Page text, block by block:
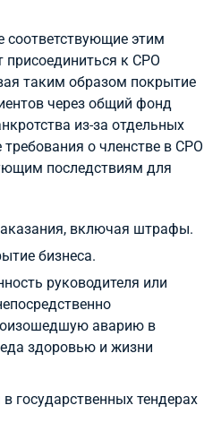
соответствующие этим
присоединиться к СРО
таким образом покрытие
через общий фонд
из-за отдельных
о членстве в СРО
последствиям для
включая штрафы.
бизнеса.
руководителя или
аварию в
здоровью и жизни